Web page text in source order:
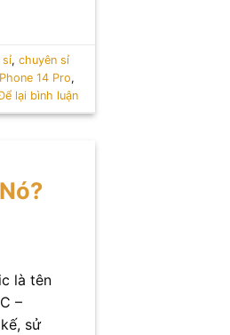
sỉ,chuyên sỉ
14 Pro,
lại bình luận
là tên
–
sử